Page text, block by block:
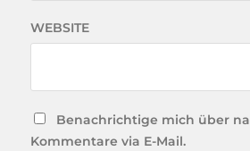
WEBSITE
Benachrichtige mich über
Kommentare via E-Mail.